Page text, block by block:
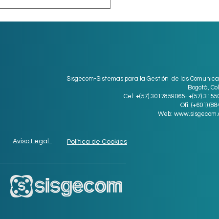
Sisgecom-Sistemas para la Gestión de las
Bogotá,
Cel: +(57) 3017859065- +(57)
Ofi: (+601)
Web:
Aviso Legal Política de Cookies